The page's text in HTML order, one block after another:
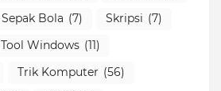
Sepak Bola (7) Skripsi (7)
Tool Windows (11)
Trik Komputer (56)